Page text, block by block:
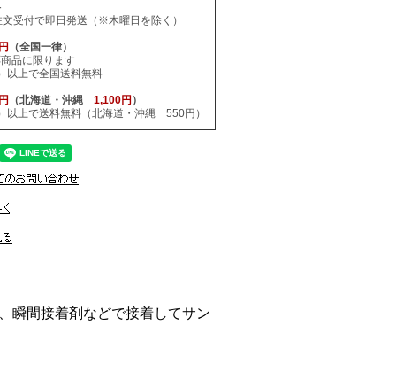
受付で即日発送（※木曜日を除く）
（全国一律）
品に限ります
以上で全国送料無料
（北海道・沖縄 1,100円 ）
以上で送料無料（北海道・沖縄 550円）
瞬間接着剤などで接着してサン